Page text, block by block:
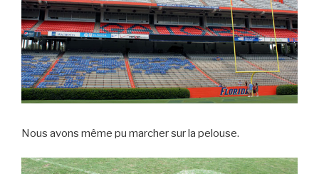
Nous avons même pu marcher sur la pelouse.